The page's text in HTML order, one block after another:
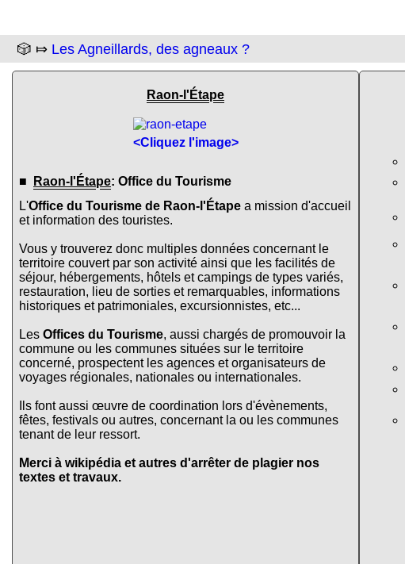
🎲 ⤇ Les Agneillards, des agneaux ?
Raon-l'Étape
<Cliquez l'image>
■ Raon-l'Étape: Office du Tourisme
L'Office du Tourisme de Raon-l'Étape a mission d'accueil
et information des touristes.
Vous y trouverez donc multiples données concernant le
territoire couvert par son activité ainsi que les facilités de
séjour, hébergements, hôtels et campings de types variés,
restauration, lieu de sorties et remarquables, informations
historiques et patrimoniales, excursionnistes, etc...
Les Offices du Tourisme, aussi chargés de promouvoir la
commune ou les communes situées sur le territoire
concerné, prospectent les agences et organisateurs de
voyages régionales, nationales ou internationales.
Ils font aussi œuvre de coordination lors d'évènements,
fêtes, festivals ou autres, concernant la ou les communes
tenant de leur ressort.
Merci à wikipédia et autres d'arrêter de plagier nos
textes et travaux.